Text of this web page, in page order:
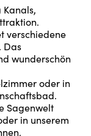
verschiedene
Das
wunderschön
oder in
Sagenwelt
in unserem